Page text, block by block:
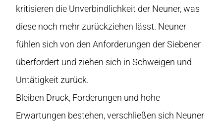
kritisieren die Unverbindlichkeit der Neuner, was
diese noch mehr zurückziehen lässt. Neuner
fühlen sich von den Anforderungen der Siebener
überfordert und ziehen sich in Schweigen und
Untätigkeit zurück.
Bleiben Druck, Forderungen und hohe
Erwartungen bestehen, verschließen sich Neuner